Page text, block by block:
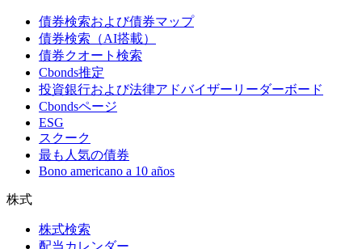
債券検索および債券マップ
債券検索（AI搭載）
債券クオート検索
Cbonds推定
投資銀行および法律アドバイザーリーダーボード
Cbondsページ
ESG
スクーク
最も人気の債券
Bono americano a 10 años
株式
株式検索